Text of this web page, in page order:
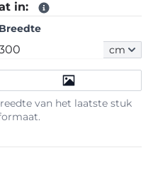
in:
Breedte
cm
van het laatste stuk